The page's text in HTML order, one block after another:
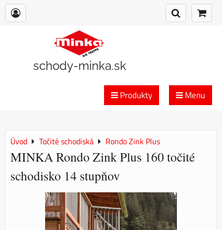
schody-minka.sk
Produkty Menu
Úvod Točité schodiská Rondo Zink Plus
MINKA Rondo Zink Plus 160 točité
schodisko 14 stupňov